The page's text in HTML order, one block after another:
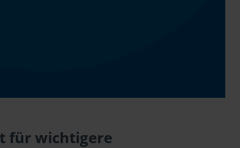
für wichtigere